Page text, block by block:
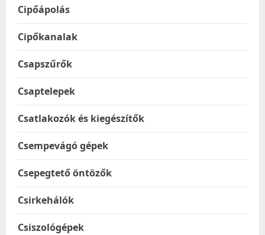
Cipőápolás
Cipőkanalak
Csapszűrők
Csaptelepek
Csatlakozók és kiegészítők
Csempevágó gépek
Csepegtető öntözők
Csirkehálók
Csiszológépek